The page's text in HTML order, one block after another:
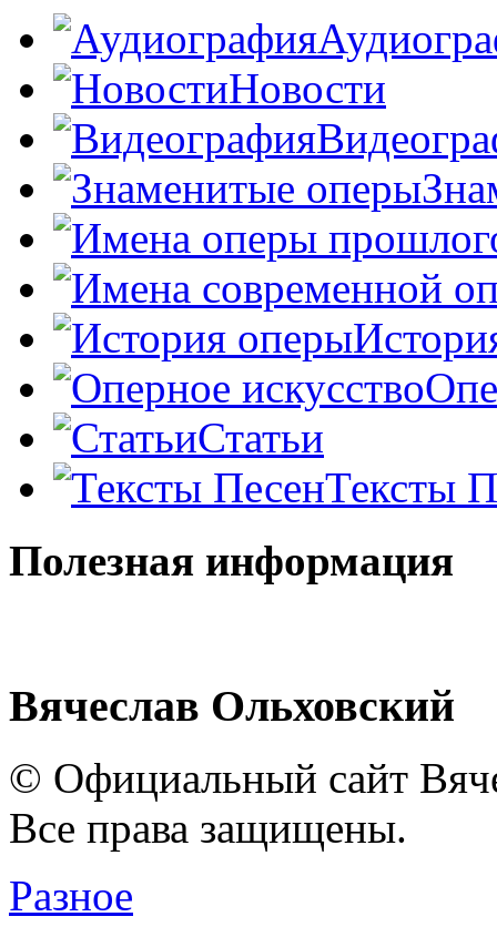
Новости
Статьи
Тексты
Полезная информация
Вячеслав Ольховский
© Официальный сайт
Все права защищены.
Разное